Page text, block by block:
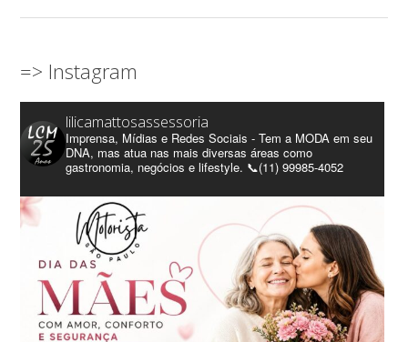
=> Instagram
lilicamattosassessoria
Imprensa, Mídias e Redes Sociais - Tem a MODA em seu
DNA, mas atua nas mais diversas áreas como
gastronomia, negócios e lifestyle. 📞(11) 99985-4052